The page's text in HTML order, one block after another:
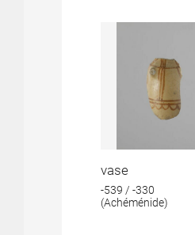
vase
-539 / -330
(Achéménide)